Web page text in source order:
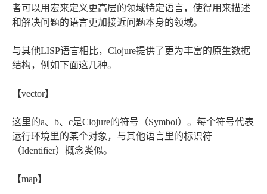
者可以用宏来定义更高层的领域特定语言，使得用来描述
和解决问题的语言更加接近问题本身的领域。
与其他LISP语言相比，Clojure提供了更为丰富的原生数据
结构，例如下面这几种。
【vector】
这里的a、b、c是Clojure的符号（Symbol）。每个符号代表
运行环境里的某个对象，与其他语言里的标识符
（Identifier）概念类似。
【map】